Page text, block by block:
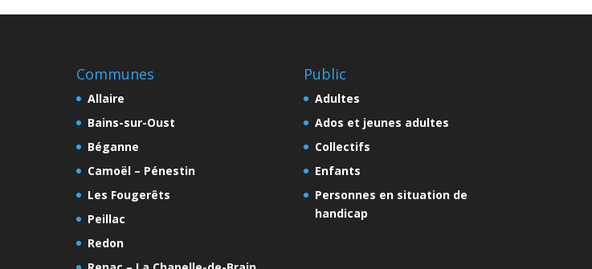
Communes
Allaire
Bains-sur-Oust
Béganne
Camoël – Pénestin
Les Fougerêts
Peillac
Redon
Public
Adultes
Ados et jeunes adultes
Collectifs
Enfants
Personnes en situation de
handicap